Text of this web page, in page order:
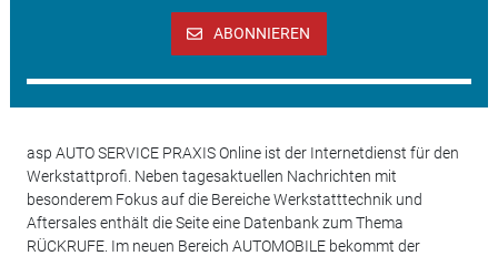
ABONNIEREN
asp AUTO SERVICE PRAXIS Online ist der Internetdienst für den
Werkstattprofi. Neben tagesaktuellen Nachrichten mit
besonderem Fokus auf die Bereiche Werkstatttechnik und
Aftersales enthält die Seite eine Datenbank zum Thema
RÜCKRUFE. Im neuen Bereich AUTOMOBILE bekommt der